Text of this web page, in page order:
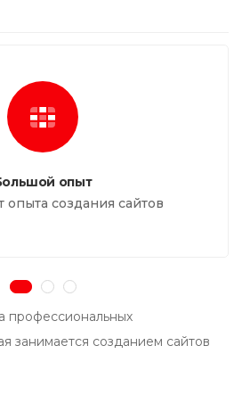
опыт
опыта создания сайтов
профессиональных
занимается созданием сайтов